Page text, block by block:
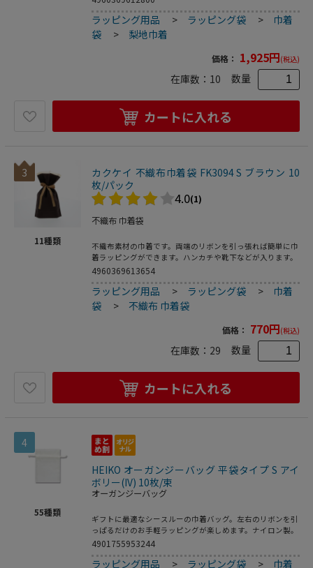
ラッピング用品 > ラッピング袋 > 巾着
袋
> 梨地巾着
価格： 1,925円(税込)
在庫数： 10 数量
カートに入れる
3
11種類
カクケイ 不織布巾着袋 FK3094 S ブラウン 10
枚/パック
4.0(1)
不織布 巾着袋
不織布素材の巾着です。両端のリボンを引っ張れば簡単に巾
着ラッピングができます。ハンカチや靴下などが入ります。
4960369613654
ラッピング用品 > ラッピング袋 > 巾着
袋
> 不織布 巾着袋
価格： 770円(税込)
在庫数： 29 数量
カートに入れる
4
55種類
HEIKO オーガンジーバッグ 平袋タイプ S アイ
ボリー(IV) 10枚/束
オーガンジーバッグ
ギフトに最適なシースルーの巾着バッグ。左右のリボンを引
っぱるだけのお手軽ラッピングが楽しめます。ナイロン製。
4901755953244
ラッピング用品 > ラッピング袋 > 巾着